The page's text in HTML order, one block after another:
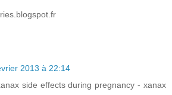
2013 à 22:14
side effects during pregnancy - xanax